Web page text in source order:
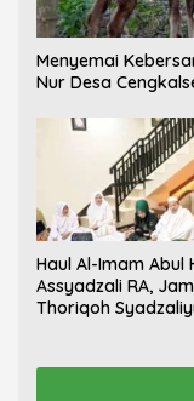
Menyemai
Nur Desa
Haul Al-Imam Abul
Assyadzali RA,
Thoriqoh